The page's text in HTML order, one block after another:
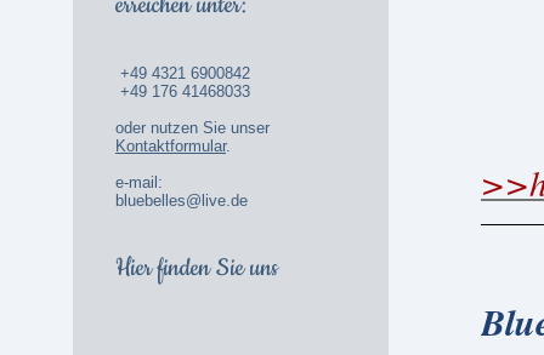
+49 4321 6900842
+49 176 41468033
oder nutzen Sie unser
Kontaktformular.
e-mail:
bluebelles@live.de
Hier finden Sie uns